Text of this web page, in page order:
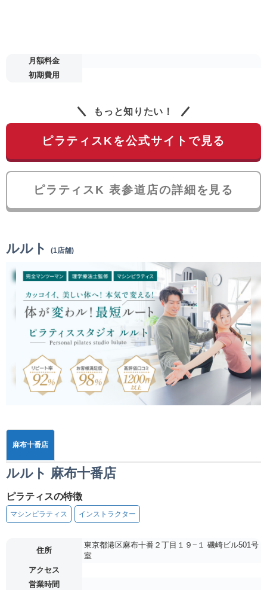
月額料金
初期費用
もっと知りたい！
ピラティスKを公式サイトで見る
ピラティスK 表参道店の詳細を見る
ルルト (1店舗)
麻布十番店
ルルト 麻布十番店
ピラティスの特徴
マシンピラティス インストラクター
住所
東京都港区麻布十番２丁目１９−１ 磯崎ビル501号
室
アクセス
営業時間